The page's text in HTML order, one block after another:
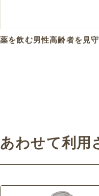
薬を飲む男性高齢者を見
あわせて利用